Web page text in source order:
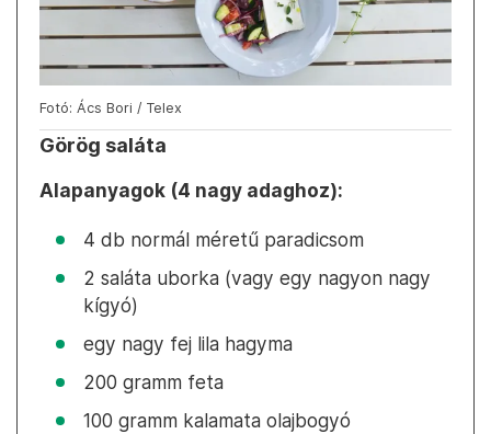
Fotó: Ács Bori / Telex
Görög saláta
Alapanyagok (4 nagy adaghoz):
4 db normál méretű paradicsom
2 saláta uborka (vagy egy nagyon nagy
kígyó)
egy nagy fej lila hagyma
200 gramm feta
100 gramm kalamata olajbogyó